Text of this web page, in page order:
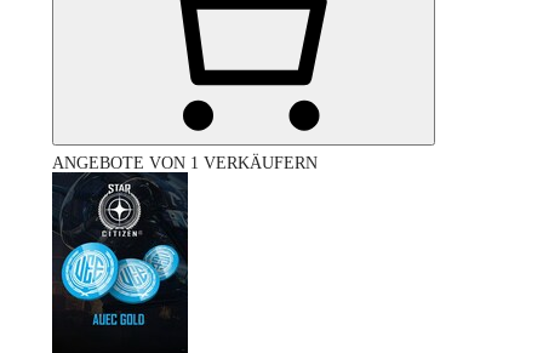
ANGEBOTE VON 1 VERKÄUFERN